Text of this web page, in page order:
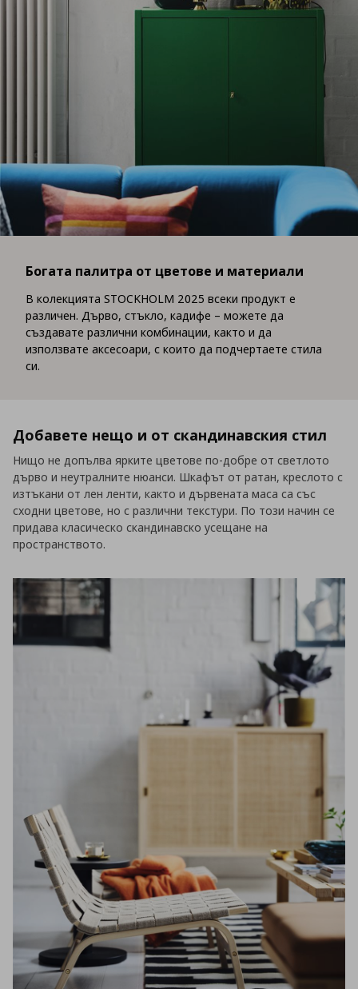
Богата палитра от цветове и материали
В колекцията STOCKHOLM 2025 всеки продукт е
различен. Дърво, стъкло, кадифе – можете да
създавате различни комбинации, както и да
използвате аксесоари, с които да подчертаете стила
си.
Добавете нещо и от скандинавския стил
Нищо не допълва ярките цветове по-добре от светлото
дърво и неутралните нюанси. Шкафът от ратан, креслото с
изтъкани от лен ленти, както и дървената маса са със
сходни цветове, но с различни текстури. По този начин се
придава класическо скандинавско усещане на
пространството.